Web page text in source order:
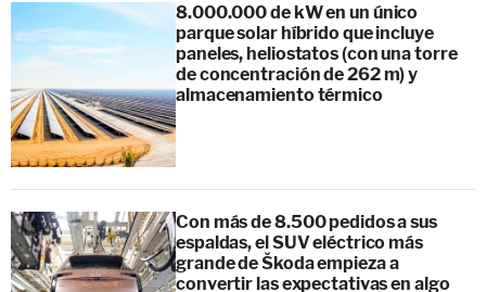
8.000.000 de kW en un único
parque solar híbrido que incluye
paneles, heliostatos (con una torre
de concentración de 262 m) y
almacenamiento térmico
Con más de 8.500 pedidos a sus
espaldas, el SUV eléctrico más
grande de Škoda empieza a
convertir las expectativas en algo